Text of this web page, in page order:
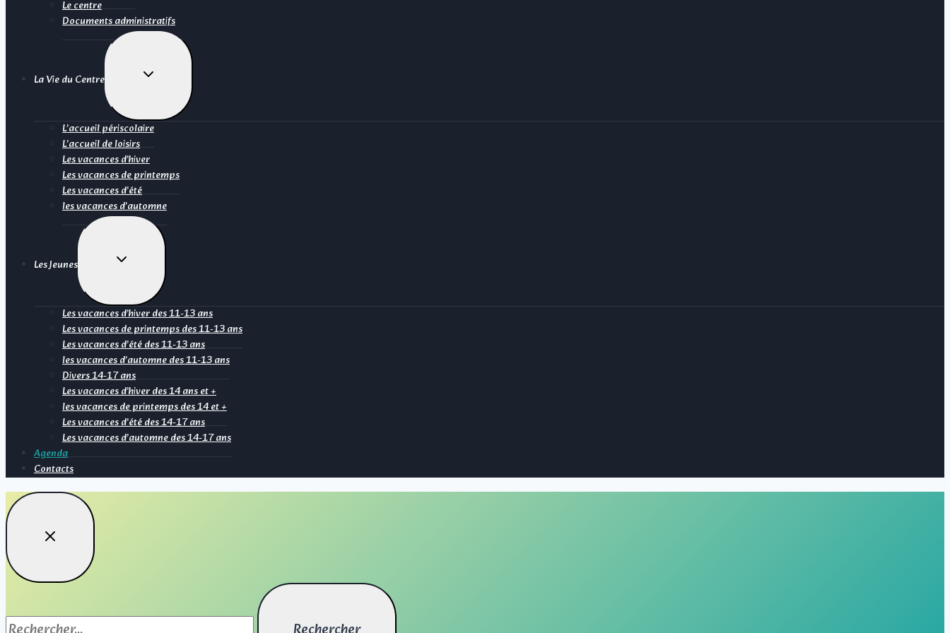
Le centre
Documents administratifs
La Vie du Centre
Ouvrir/fermer
L’accueil périscolaire
L’accueil de loisirs
Les vacances d’hiver
Les vacances de printemps
Les vacances d’été
les vacances d’automne
Les Jeunes
Ouvrir/fermer
Les vacances d’hiver des 11-13 ans
Les vacances de printemps des 11-13 ans
Les vacances d’été des 11-13 ans
les vacances d’automne des 11-13 ans
Divers 14-17 ans
Les vacances d’hiver des 14 ans et +
les vacances de printemps des 14 et +
Les vacances d’été des 14-17 ans
Les vacances d’automne des 14-17 ans
Agenda
Contacts